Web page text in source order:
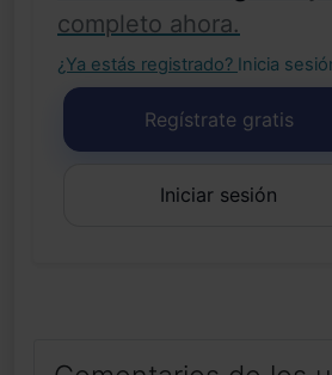
completo ahora.
¿Ya estás registrado? Inicia
Regístrate gratis
Iniciar sesión